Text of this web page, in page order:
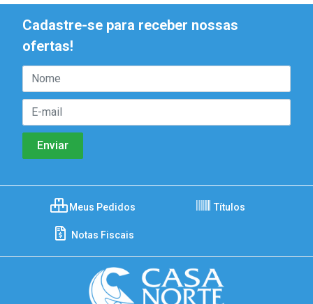
Cadastre-se para receber nossas
ofertas!
Meus Pedidos Títulos
Notas Fiscais